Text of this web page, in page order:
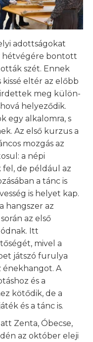
adottságokat
hétvégére bontott
szét. Ennek
kissé eltér az előbb
meg külön-
helyeződik.
egy alkalomra, s
Az első kurzus a
mozgás az
a népi
fel, de például az
a tánc is
is helyet kap.
hangszer az
az első
Itt
mivel a
játszó furulya
énekhangot. A
és a
kötődik, de a
és a tánc is.
Zenta, Óbecse,
az október eleji